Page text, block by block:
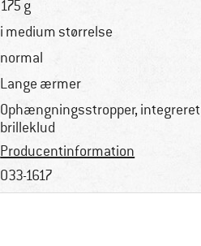
175 g
i medium størrelse
normal
Lange ærmer
Ophængningsstropper, integreret
brilleklud
Producentinformation
033-1617